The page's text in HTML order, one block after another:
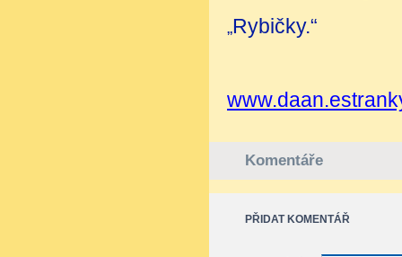
„Rybičky.“
Komentáře
PŘIDAT KOMENTÁŘ